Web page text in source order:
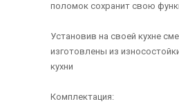
поломок сохранит свою
Установив на своей кухне
изготовлены из
кухни
Комплектация: